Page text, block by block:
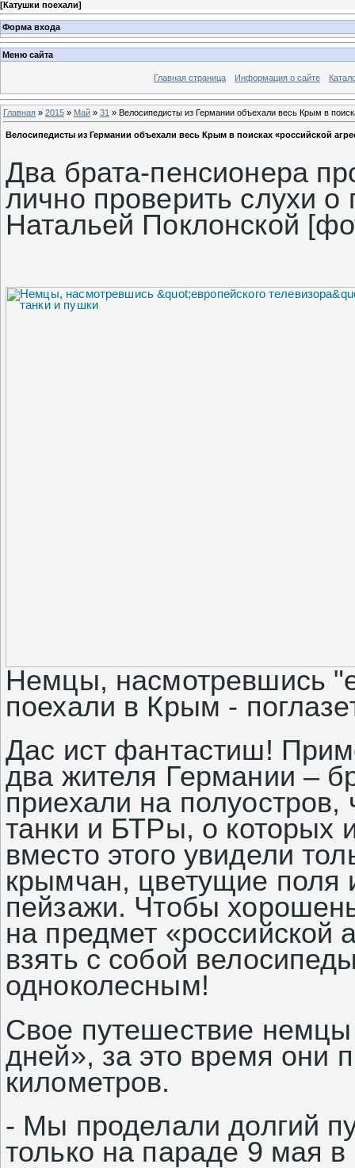
[Катушки поехали]
Форма входа
Меню сайта
Главная страница Информация о сайте
Главная » 2015 » Май » 31 » Велосипедисты из Германии объехали весь Крым в
Велосипедисты из Германии объехали весь Крым в поисках «российской
Два брата-пенсионера
лично проверить слухи
Натальей Поклонской
Немцы, насмотревшись
поехали в Крым -
Дас ист фантастиш!
два жителя Германии –
приехали на полуостров,
танки и БТРы, о которых
вместо этого увидели
крымчан, цветущие
пейзажи. Чтобы
на предмет «российской
взять с собой
одноколесным!
Свое путешествие
дней», за это время они
километров.
- Мы проделали долгий
только на параде 9 мая в